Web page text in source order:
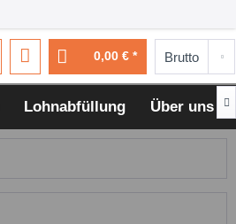
0,00 € *
Lohnabfüllung Über uns 